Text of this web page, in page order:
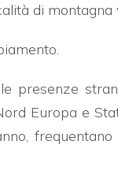
di
presenze
Europa e